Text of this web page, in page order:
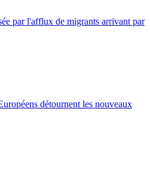
par l'afflux de migrants arrivant par
détournent les nouveaux